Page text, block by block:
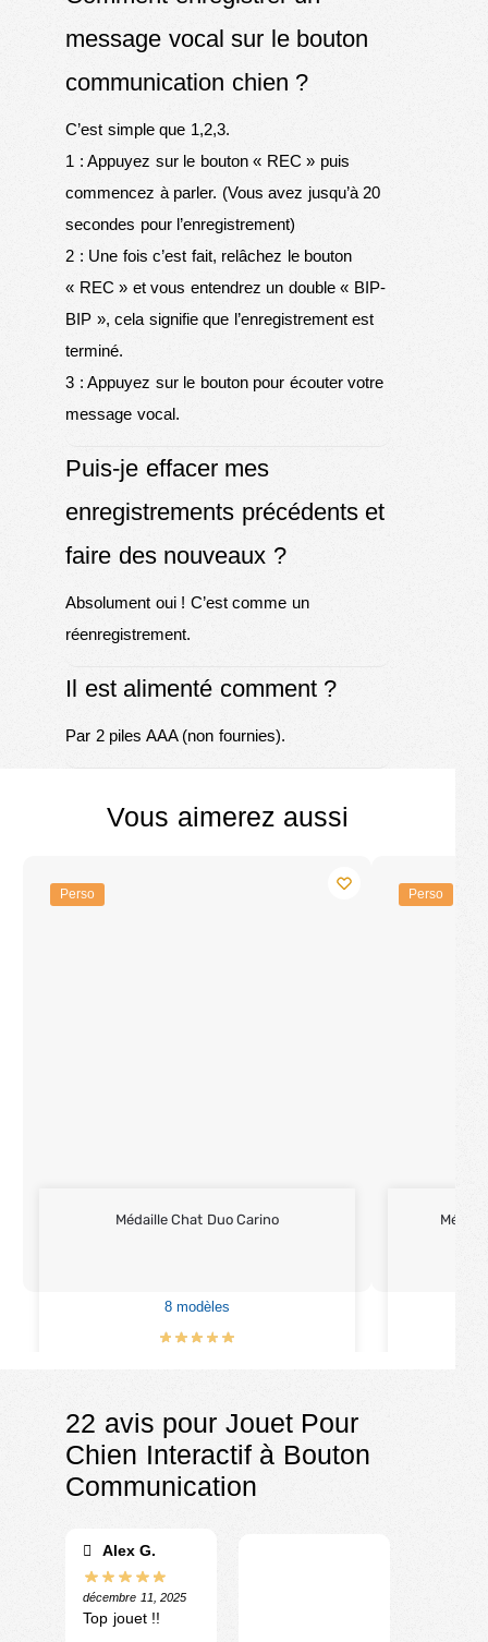
message vocal sur le bouton
communication chien ?
C’est simple que 1,2,3.
1 : Appuyez sur le bouton « REC » puis
commencez à parler. (Vous avez jusqu’à 20
secondes pour l’enregistrement)
2 : Une fois c’est fait, relâchez le bouton
« REC » et vous entendrez un double « BIP-
BIP », cela signifie que l’enregistrement est
terminé.
3 : Appuyez sur le bouton pour écouter votre
message vocal.
Puis-je effacer mes
enregistrements précédents et
faire des nouveaux ?
Absolument oui ! C’est comme un
réenregistrement.
Il est alimenté comment ?
Par 2 piles AAA (non fournies).
Vous aimerez aussi
Perso
Médaille Chat Duo Carino
8 modèles
Perso
22 avis pour Jouet Pour
Chien Interactif à Bouton
Communication
Alex G.
décembre 11, 2025
Top jouet !!